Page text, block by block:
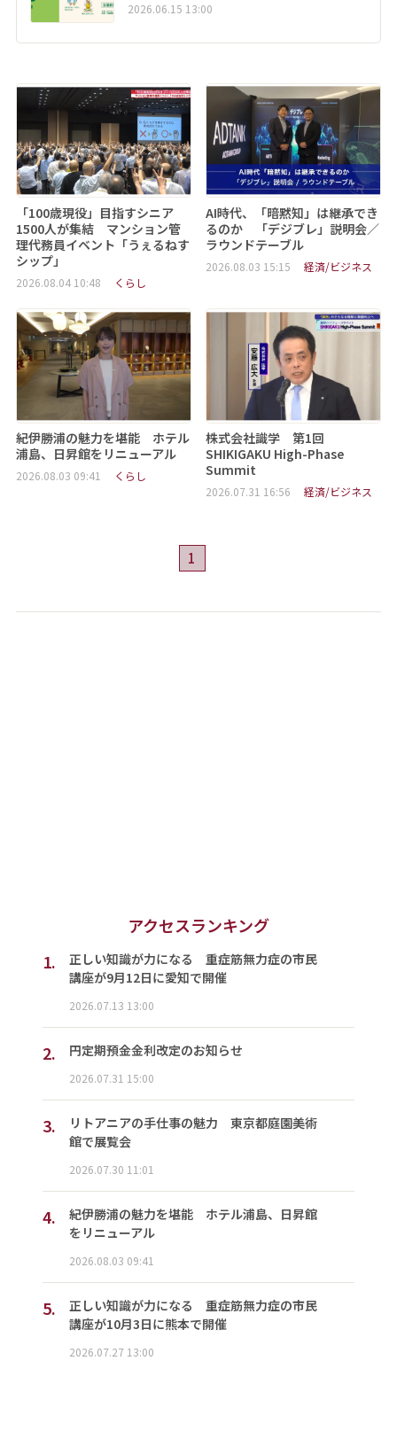
2026.06.15 13:00
「100歳現役」目指すシニア
1500人が集結 マンション管
理代務員イベント「うぇるねす
シップ」
2026.08.04 10:48 くらし
AI時代、「暗黙知」は継承でき
るのか 「デジブレ」説明会／
ラウンドテーブル
2026.08.03 15:15 経済/ビジネス
紀伊勝浦の魅力を堪能 ホテル
浦島、日昇館をリニューアル
2026.08.03 09:41 くらし
株式会社識学 第1回
SHIKIGAKU High-Phase
Summit
2026.07.31 16:56 経済/ビジネス
1
アクセスランキング
1.
正しい知識が力になる 重症筋無力症の市民
講座が9月12日に愛知で開催
2026.07.13 13:00
2. 円定期預金金利改定のお知らせ
2026.07.31 15:00
3.
リトアニアの手仕事の魅力 東京都庭園美術
館で展覧会
2026.07.30 11:01
4.
紀伊勝浦の魅力を堪能 ホテル浦島、日昇館
をリニューアル
2026.08.03 09:41
5.
正しい知識が力になる 重症筋無力症の市民
講座が10月3日に熊本で開催
2026.07.27 13:00